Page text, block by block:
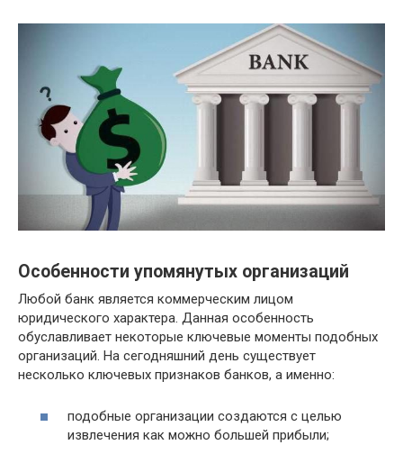
Особенности упомянутых организаций
Любой банк является коммерческим лицом
юридического характера. Данная особенность
обуславливает некоторые ключевые моменты подобных
организаций. На сегодняшний день существует
несколько ключевых признаков банков, а именно:
подобные организации создаются с целью
извлечения как можно большей прибыли;